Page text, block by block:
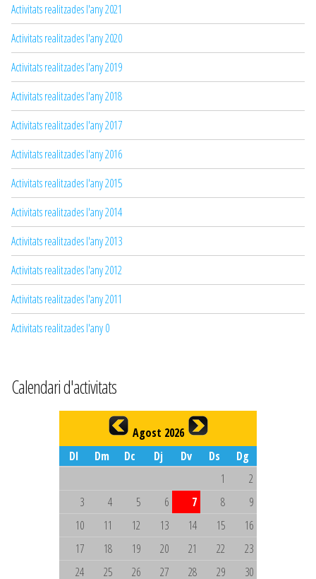
Activitats realitzades l'any 2021
Activitats realitzades l'any 2020
Activitats realitzades l'any 2019
Activitats realitzades l'any 2018
Activitats realitzades l'any 2017
Activitats realitzades l'any 2016
Activitats realitzades l'any 2015
Activitats realitzades l'any 2014
Activitats realitzades l'any 2013
Activitats realitzades l'any 2012
Activitats realitzades l'any 2011
Activitats realitzades l'any 0
Calendari d'activitats
Agost 2026
Dl
Dm Dc Dj Dv Ds
Dg
1
2
3
4 5 6 7 8
9
10
11 12 13 14 15
16
17
18 19 20 21 22
23
24
25 26 27 28 29
30